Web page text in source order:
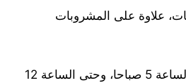
علاوة على المشروبات
يوميا من الساعة 5 صباحا، وحتى الساعة 12